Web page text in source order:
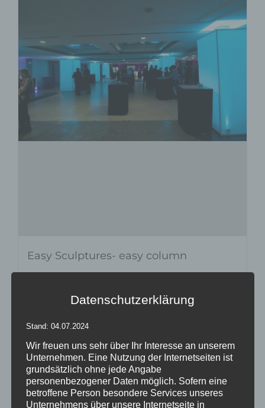
Easy Sculptures- easy column
zur Wunschliste
Datenschutzerklärung
Stand: 04.07.2024
Wir freuen uns sehr über Ihr Interesse an unserem
Unternehmen. Eine Nutzung der Internetseiten ist
grundsätzlich ohne jede Angabe
personenbezogener Daten möglich. Sofern eine
betroffene Person besondere Services unseres
Unternehmens über unsere Internetseite in